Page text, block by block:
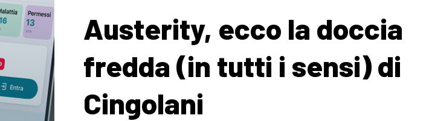
Austerity, ecco la doccia
fredda (in tutti i sensi) di
Cingolani